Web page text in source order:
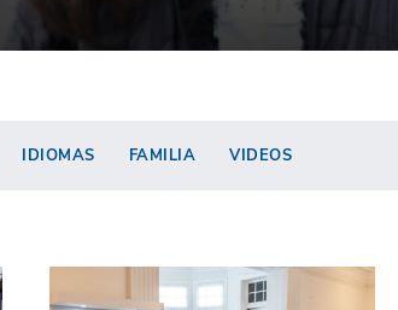
IDIOMAS FAMILIA VIDEOS